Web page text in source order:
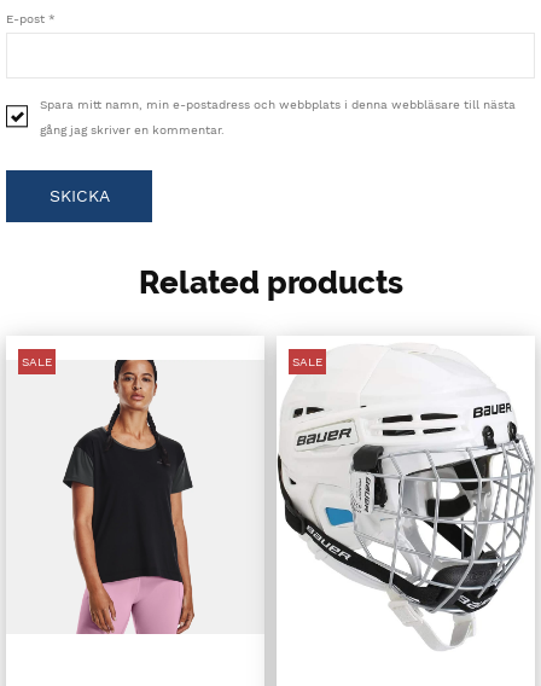
E-post*
Spara mitt namn, min e-postadress och webbplats i denna webbläsare till nästa
gång jag skriver en kommentar.
Related products
SALE SALE